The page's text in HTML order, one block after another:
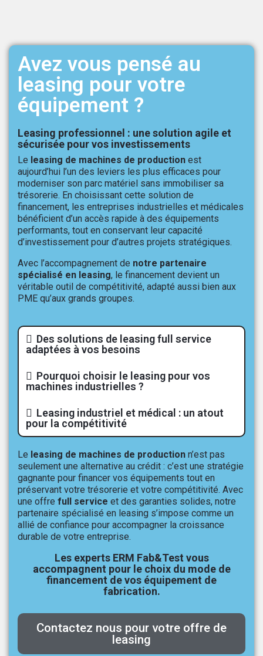
Avez vous pensé au
leasing pour votre
équipement ?
Leasing professionnel : une solution agile et
sécurisée pour vos investissements
Le leasing de machines de production est
aujourd’hui l’un des leviers les plus efficaces pour
moderniser son parc matériel sans immobiliser sa
trésorerie. En choisissant cette solution de
financement, les entreprises industrielles et médicales
bénéficient d’un accès rapide à des équipements
performants, tout en conservant leur capacité
d’investissement pour d’autres projets stratégiques.
Avec l’accompagnement de notre partenaire
spécialisé en leasing, le financement devient un
véritable outil de compétitivité, adapté aussi bien aux
PME qu’aux grands groupes.
Des solutions de leasing full service
adaptées à vos besoins
Pourquoi choisir le leasing pour vos
machines industrielles ?
Leasing industriel et médical : un atout
pour la compétitivité
Le leasing de machines de production n’est pas
seulement une alternative au crédit : c’est une stratégie
gagnante pour financer vos équipements tout en
préservant votre trésorerie et votre compétitivité. Avec
une offre full service et des garanties solides, notre
partenaire spécialisé en leasing s’impose comme un
allié de confiance pour accompagner la croissance
durable de votre entreprise.
Les experts ERM Fab&Test vous
accompagnent pour le choix du mode de
financement de vos équipement de
fabrication.
Contactez nous pour votre offre de
leasing